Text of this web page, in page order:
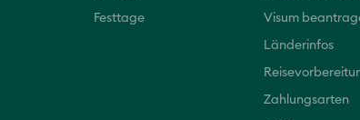
Festtage Visum
Länderinfos
Zahlungsarten